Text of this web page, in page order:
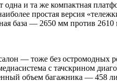
одна и та же компактная
простая версия
база — 2650 мм против
— тоже без остромодных
с тачскрином
объем багажника — 458